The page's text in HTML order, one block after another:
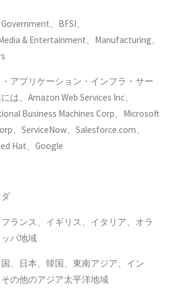
、BFSI、
& Entertainment、Manufacturing、
アプリケーション・インフラ・サー
は、Amazon Web Services Inc、
Business Machines Corp、Microsoft
、ServiceNow、Salesforce.com、
Hat、Google
ランス、イギリス、イタリア、オラ
パ地域
、日本、韓国、東南アジア、イン
の他のアジア太平洋地域